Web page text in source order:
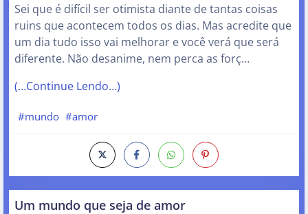
Sei que é difícil ser otimista diante de tantas coisas
ruins que acontecem todos os dias. Mas acredite que
um dia tudo isso vai melhorar e você verá que será
diferente. Não desanime, nem perca as forç…
(…Continue Lendo…)
#mundo #amor
Um mundo que seja de amor